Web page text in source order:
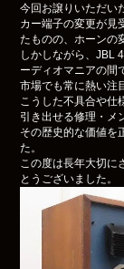
今回お譲りいただい
カー端子の変更が見
たものの、ホーンの
しかしながら、JBL
ーディオマニアの間
市場でも常に熱い注
こうした不具合や仕
引き出せる修理・メ
その歴史的な価値を
た。
この度は長年大切に
とうございました。